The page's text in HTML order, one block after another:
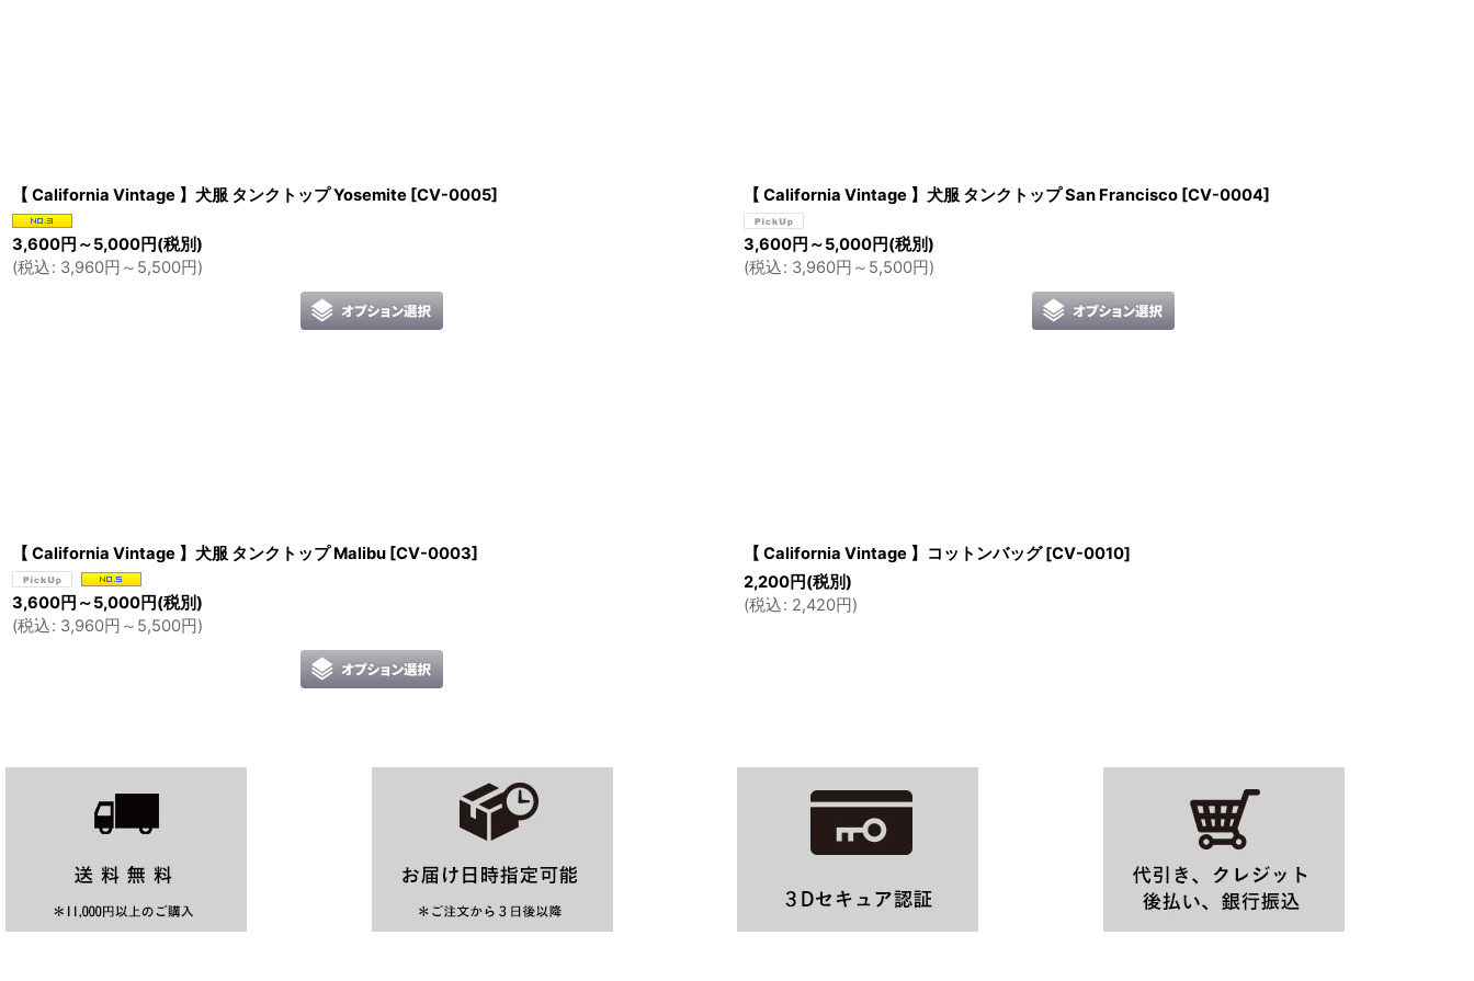
【 California Vintage 】犬服 タンクトップ Yosemite [CV-0005]
3,600円 ～5,000円(税別)
(税込: 3,960円 ～5,500円)
【 California Vintage 】犬服 タンクトップ San Francisco [CV-0004]
3,600円 ～5,000円(税別)
(税込: 3,960円 ～5,500円)
【 California Vintage 】犬服 タンクトップ Malibu [CV-0003]
3,600円 ～5,000円(税別)
(税込: 3,960円 ～5,500円)
【 California Vintage 】コットンバッグ [CV-0010]
2,200円(税別)
(税込: 2,420円)